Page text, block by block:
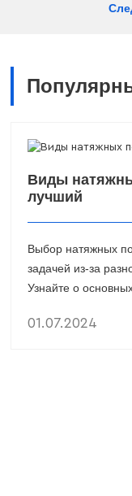
Виды
лучший
Выбор натяжных
задачей из-за
Узнайте о
01.07.2024